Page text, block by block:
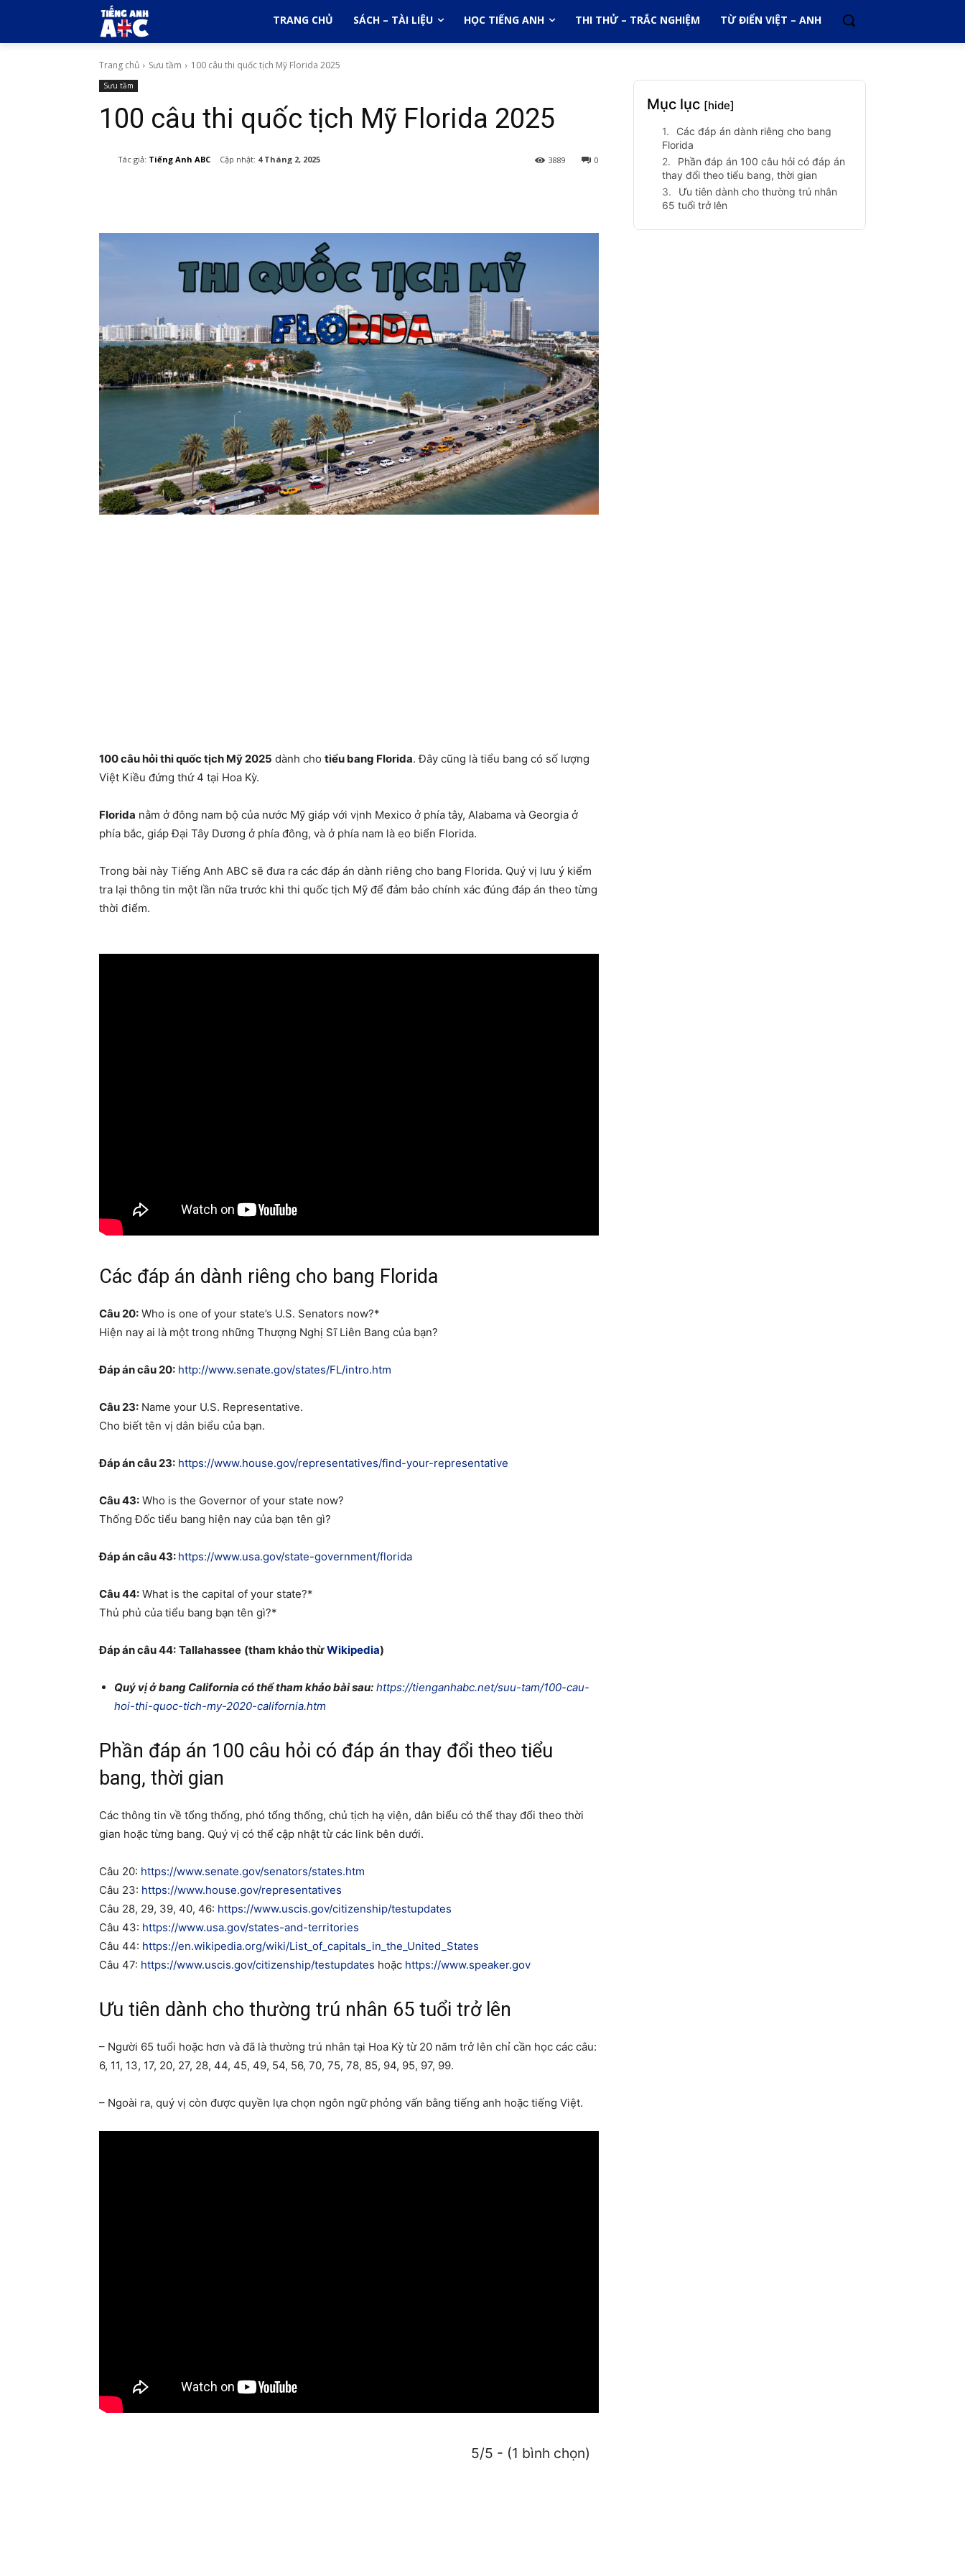
TRANG CHỦ SÁCH – TÀI LIỆU HỌC TIẾNG ANH THI THỬ – TRẮC NGHIỆM TỪ ĐIỂN VIỆT – ANH
Trang chủ Sưu tầm 100 câu thi quốc tịch Mỹ Florida 2025
Sưu tầm
100 câu thi quốc tịch Mỹ Florida 2025
Tác giả: Tiếng Anh ABC Cập nhật: 4 Tháng 2, 2025 0
3889
100 câu hỏi thi quốc tịch Mỹ 2025 dành cho tiểu bang Florida. Đây cũng là tiểu bang có số lượng
Việt Kiều đứng thứ 4 tại Hoa Kỳ.
Florida nằm ở đông nam bộ của nước Mỹ giáp với vịnh Mexico ở phía tây, Alabama và Georgia ở
phía bắc, giáp Đại Tây Dương ở phía đông, và ở phía nam là eo biển Florida.
Trong bài này Tiếng Anh ABC sẽ đưa ra các đáp án dành riêng cho bang Florida. Quý vị lưu ý kiểm
tra lại thông tin một lần nữa trước khi thi quốc tịch Mỹ để đảm bảo chính xác đúng đáp án theo từng
thời điểm.
Các đáp án dành riêng cho bang Florida
Câu 20: Who is one of your state’s U.S. Senators now?*
Hiện nay ai là một trong những Thượng Nghị Sĩ Liên Bang của bạn?
Đáp án câu 20: http://www.senate.gov/states/FL/intro.htm
Câu 23: Name your U.S. Representative.
Cho biết tên vị dân biểu của bạn.
Đáp án câu 23: https://www.house.gov/representatives/find-your-representative
Câu 43: Who is the Governor of your state now?
Thống Đốc tiểu bang hiện nay của bạn tên gì?
Đáp án câu 43: https://www.usa.gov/state-government/florida
Câu 44: What is the capital of your state?*
Thủ phủ của tiểu bang bạn tên gì?*
Đáp án câu 44: Tallahassee (tham khảo thừWikipedia)
Quý vị ở bang California có thể tham khảo bài sau: https://tienganhabc.net/suu-tam/100-cau-
hoi-thi-quoc-tich-my-2020-california.htm
Phần đáp án 100 câu hỏi có đáp án thay đổi theo tiểu
bang, thời gian
Các thông tin về tổng thống, phó tổng thống, chủ tịch hạ viện, dân biểu có thể thay đổi theo thời
gian hoặc từng bang. Quý vị có thể cập nhật từ các link bên dưới.
Câu 20: https://www.senate.gov/senators/states.htm
Câu 23: https://www.house.gov/representatives
Câu 28, 29, 39, 40, 46: https://www.uscis.gov/citizenship/testupdates
Câu 43: https://www.usa.gov/states-and-territories
Câu 44: https://en.wikipedia.org/wiki/List_of_capitals_in_the_United_States
Câu 47: https://www.uscis.gov/citizenship/testupdates hoặc https://www.speaker.gov
Ưu tiên dành cho thường trú nhân 65 tuổi trở lên
– Người 65 tuổi hoặc hơn và đã là thường trú nhân tại Hoa Kỳ từ 20 năm trở lên chỉ cần học các câu:
6, 11, 13, 17, 20, 27, 28, 44, 45, 49, 54, 56, 70, 75, 78, 85, 94, 95, 97, 99.
– Ngoài ra, quý vị còn được quyền lựa chọn ngôn ngữ phỏng vấn bằng tiếng anh hoặc tiếng Việt.
5/5 - (1 bình chọn)
Mục lục [hide]
Các đáp án dành riêng cho bang
Florida
Phần đáp án 100 câu hỏi có đáp án
thay đổi theo tiểu bang, thời gian
Ưu tiên dành cho thường trú nhân
65 tuổi trở lên